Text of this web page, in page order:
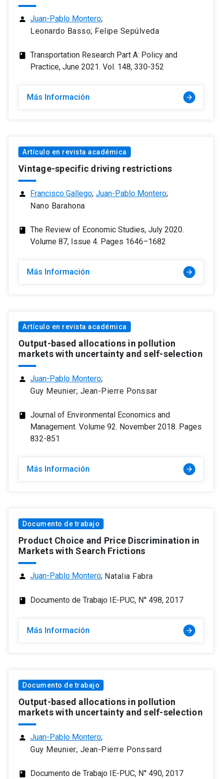
person Juan-Pablo Montero;
Leonardo Basso; Felipe Sepúlveda
class
Transportation Research Part A: Policy and
Practice, June 2021. Vol. 148, 330-352
Más Información arrow_forward
Artículo en revista académica
Vintage-specific driving restrictions
person Francisco Gallego; Juan-Pablo Montero;
Nano Barahona
class
The Review of Economic Studies, July 2020.
Volume 87, Issue 4. Pages 1646–1682
Más Información arrow_forward
Artículo en revista académica
Output-based allocations in pollution
markets with uncertainty and self-selection
person Juan-Pablo Montero;
Guy Meunier; Jean-Pierre Ponssar
class
Journal of Environmental Economics and
Management. Volume 92. November 2018. Pages
832-851
Más Información arrow_forward
Documento de trabajo
Product Choice and Price Discrimination in
Markets with Search Frictions
person Juan-Pablo Montero; Natalia Fabra
class Documento de Trabajo IE-PUC, N° 498, 2017
Más Información arrow_forward
Documento de trabajo
Output-based allocations in pollution
markets with uncertainty and self-selection
person Juan-Pablo Montero;
Guy Meunier; Jean-Pierre Ponssard
class Documento de Trabajo IE-PUC, N° 490, 2017